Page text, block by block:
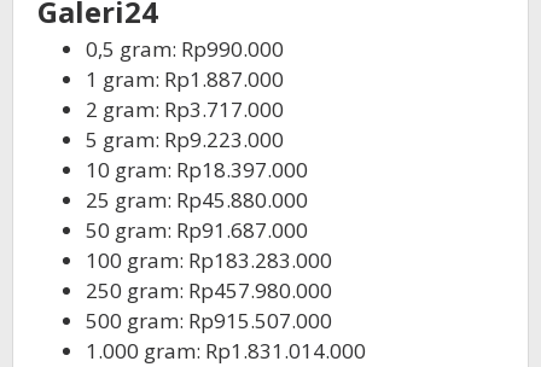
Galeri24
0,5 gram: Rp990.000
1 gram: Rp1.887.000
2 gram: Rp3.717.000
5 gram: Rp9.223.000
10 gram: Rp18.397.000
25 gram: Rp45.880.000
50 gram: Rp91.687.000
100 gram: Rp183.283.000
250 gram: Rp457.980.000
500 gram: Rp915.507.000
1.000 gram: Rp1.831.014.000